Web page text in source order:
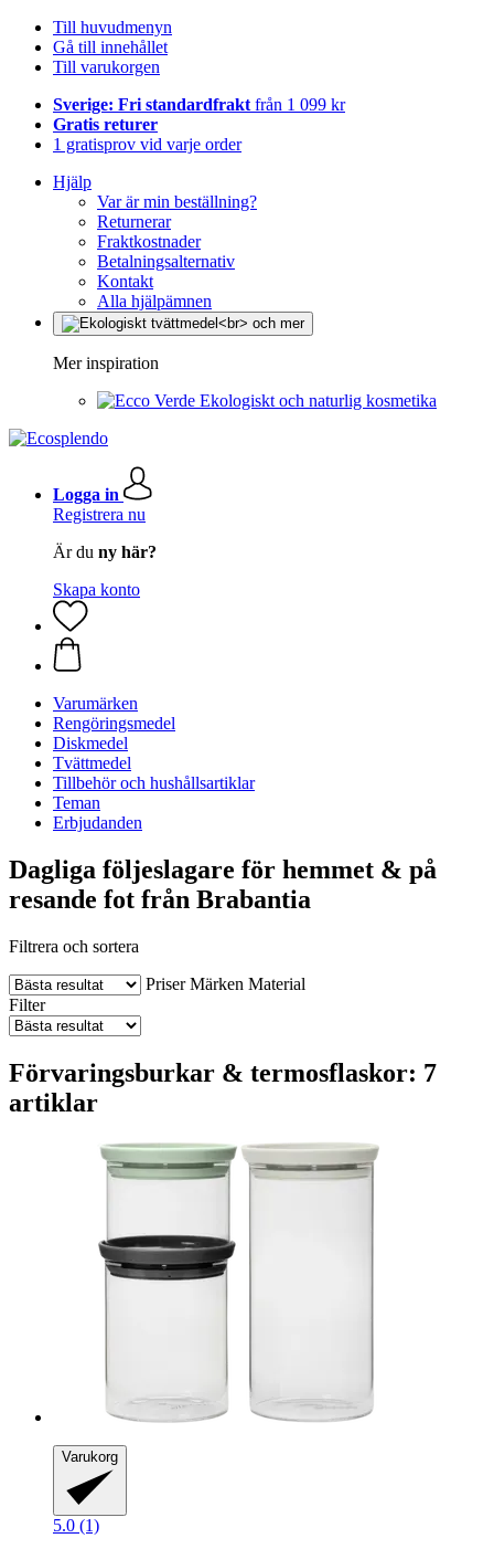
Till huvudmenyn
Gå till innehållet
Till varukorgen
Sverige: Fri standardfrakt från 1 099 kr
Gratis returer
1 gratisprov vid varje order
Hjälp
Var är min beställning?
Returnerar
Fraktkostnader
Betalningsalternativ
Kontakt
Alla hjälpämnen
Mer inspiration
Ekologiskt och naturlig kosmetika
Logga in
Registrera nu
Är du ny här?
Skapa konto
Varumärken
Rengöringsmedel
Diskmedel
Tvättmedel
Tillbehör och hushållsartiklar
Teman
Erbjudanden
Dagliga följeslagare för hemmet & på
resande fot från Brabantia
Filtrera och sortera
Priser Märken Material
Filter
Förvaringsburkar & termosflaskor: 7
artiklar
Varukorg
5.0 (1)